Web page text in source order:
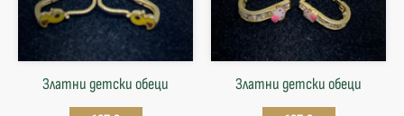
Златни детски обеци Златни детски обеци